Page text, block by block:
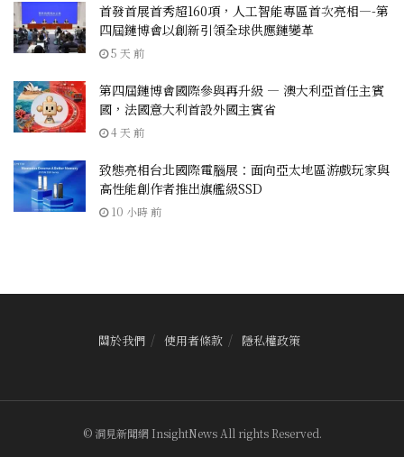
首發首展首秀超160項，人工智能專區首次亮相—-第
四屆鏈博會以創新引領全球供應鏈變革
5 天 前
第四屆鏈博會國際參與再升級 — 澳大利亞首任主賓
國，法國意大利首設外國主賓省
4 天 前
致態亮相台北國際電腦展：面向亞太地區游戲玩家與
高性能創作者推出旗艦級SSD
10 小時 前
關於我們 使用者條款 隱私權政策
© 洞見新聞網 InsightNews All rights Reserved.